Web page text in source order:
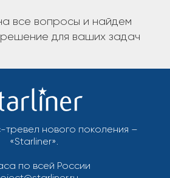
все вопросы и найдем
для ваших задач
тревел нового поколения –
«Starliner».
по всей России